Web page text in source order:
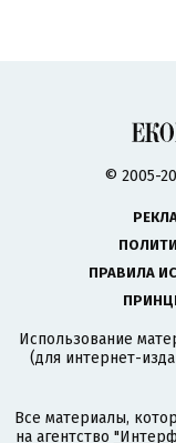
© 2005-
ПРАВИЛА
Использование
(для интернет-
Все материалы,
на агентство